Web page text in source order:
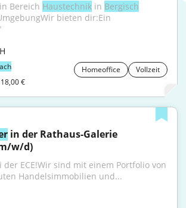
Bereich Haustechnik in Bergisch
bieten dir:Ein
Homeoffice
Vollzeit
€
in der Rathaus-Galerie
w/d)
ECE!Wir sind mit einem Portfolio von
Handelsimmobilien und...